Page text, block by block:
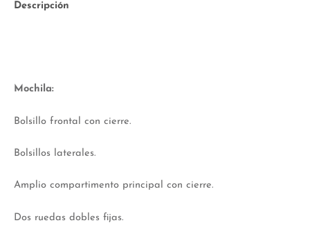
Descripción
Mochila:
Bolsillo frontal con cierre.
Bolsillos laterales.
Amplio compartimento principal con cierre.
Dos ruedas dobles fijas.